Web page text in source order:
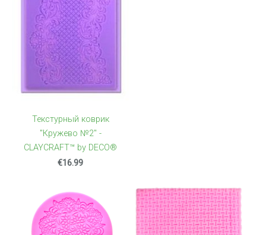
Текстурный коврик
"Кружево №2" -
CLAYCRAFT™ by DECO®
€16.99